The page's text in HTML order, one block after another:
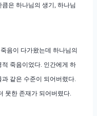
은 하나님의 생기, 하나님
음이 다가왔는데 하나님의
죽음이었다. 인간에게 하
같은 수준이 되어버렸다.
못한 존재가 되어버렸다.